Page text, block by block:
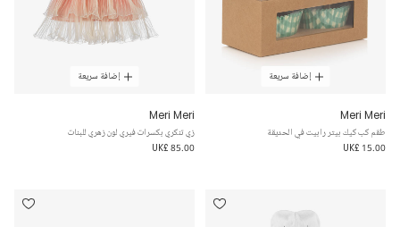
إضافة سريعة
Meri Meri
طقم كب كيك بيتر رابيت في الحديقة
UK£ 15.00
إضافة سريعة
Meri Meri
زي تنكري بكسرات فيري لون زهري للبنات
UK£ 85.00